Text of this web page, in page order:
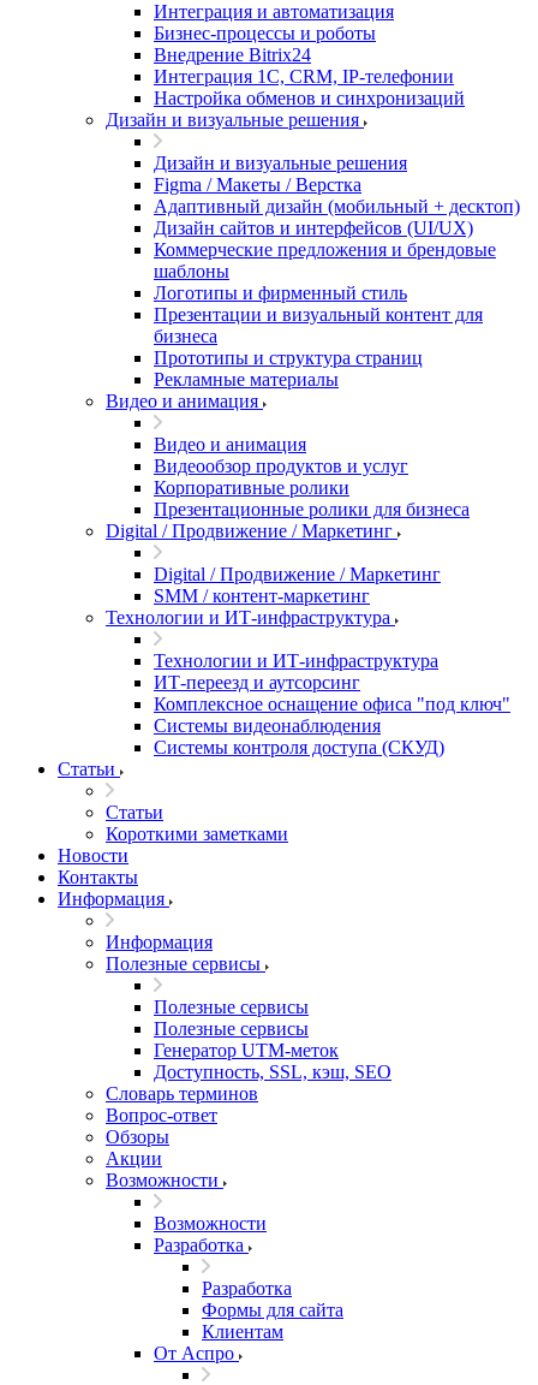
Интеграция и автоматизация
Бизнес-процессы и роботы
Внедрение Bitrix24
Интеграция 1С, CRM, IP-телефонии
Настройка обменов и синхронизаций
Дизайн и визуальные решения
Дизайн и визуальные решения
Figma / Макеты / Верстка
Адаптивный дизайн (мобильный + десктоп)
Дизайн сайтов и интерфейсов (UI/UX)
Коммерческие предложения и брендовые
шаблоны
Логотипы и фирменный стиль
Презентации и визуальный контент для
бизнеса
Прототипы и структура страниц
Рекламные материалы
Видео и анимация
Видео и анимация
Видеообзор продуктов и услуг
Корпоративные ролики
Презентационные ролики для бизнеса
Digital / Продвижение / Маркетинг
Digital / Продвижение / Маркетинг
SMM / контент-маркетинг
Технологии и ИТ-инфраструктура
Технологии и ИТ-инфраструктура
ИТ-переезд и аутсорсинг
Комплексное оснащение офиса "под ключ"
Системы видеонаблюдения
Системы контроля доступа (СКУД)
Статьи
Статьи
Короткими заметками
Новости
Контакты
Информация
Информация
Полезные сервисы
Полезные сервисы
Полезные сервисы
Генератор UTM‑меток
Доступность, SSL, кэш, SEO
Словарь терминов
Вопрос-ответ
Обзоры
Акции
Возможности
Возможности
Разработка
Разработка
Формы для сайта
Клиентам
От Аспро